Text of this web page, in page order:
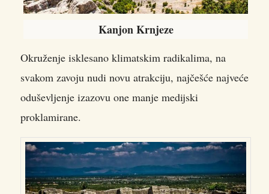
Kanjon Krnjeze
Okruženje isklesano klimatskim radikalima, na
svakom zavoju nudi novu atrakciju, najčešće najveće
oduševljenje izazovu one manje medijski
proklamirane.